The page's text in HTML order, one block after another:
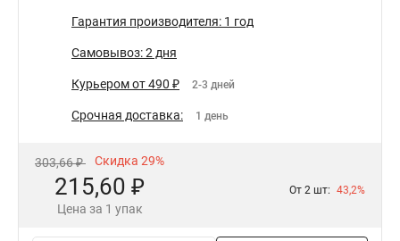
Гарантия производителя: 1 год
Самовывоз: 2 дня
Курьером от 490 ₽ 2-3 дней
Срочная доставка: 1 день
303,66 ₽ Скидка 29%
215,60 ₽
Цена за 1 упак
От 2 шт: 43,2%